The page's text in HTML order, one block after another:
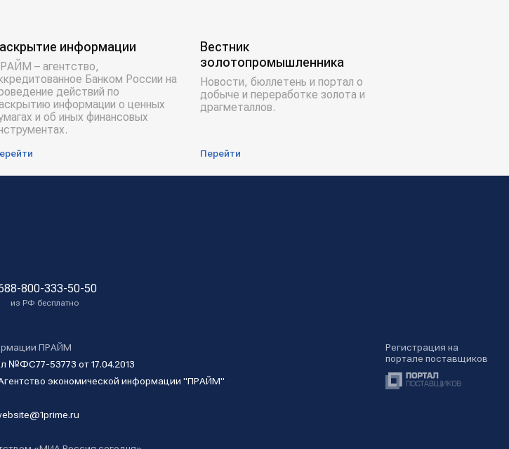
информации
– агентство,
Банком России на
действий по
информации о ценных
и об иных финансовых
Вестник
золотопромышленника
Новости, бюллетень и портал о
добыче и переработке золота и
драгметаллов.
Перейти
8-800-333-50-50
из РФ бесплатно
ПРАЙМ
№ФС77-53773 от 17.04.2013
экономической информации "ПРАЙМ"
Регистрация на
портале поставщиков